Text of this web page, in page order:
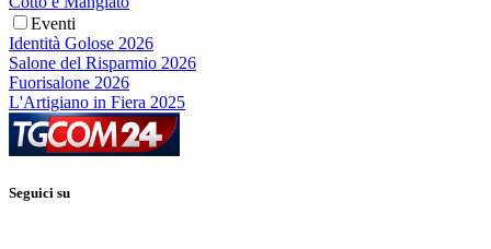
Eventi
Identità Golose 2026
Salone del Risparmio 2026
Fuorisalone 2026
L'Artigiano in Fiera 2025
Seguici su